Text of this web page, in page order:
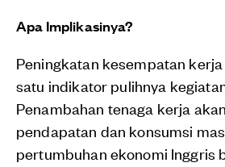
Apa Implikasinya?
Peningkatan kesempatan
satu indikator pulihnya
Penambahan tenaga kerja
pendapatan dan konsumsi
pertumbuhan ekonomi Inggris